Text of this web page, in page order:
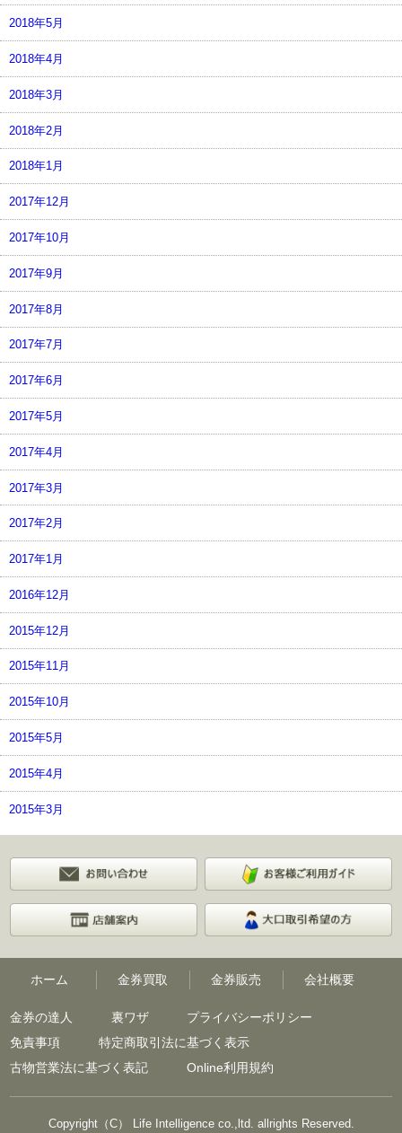
2018年5月
2018年4月
2018年3月
2018年2月
2018年1月
2017年12月
2017年10月
2017年9月
2017年8月
2017年7月
2017年6月
2017年5月
2017年4月
2017年3月
2017年2月
2017年1月
2016年12月
2015年12月
2015年11月
2015年10月
2015年5月
2015年4月
2015年3月
ホーム 金券買取 金券販売 会社概要
金券の達人 裏ワザ
プライバシーポリシー
免責事項
特定商取引法に基づく表示
古物営業法に基づく表記
Online利用規約
Copyright（C） Life Intelligence co.,ltd. allrights Reserved.